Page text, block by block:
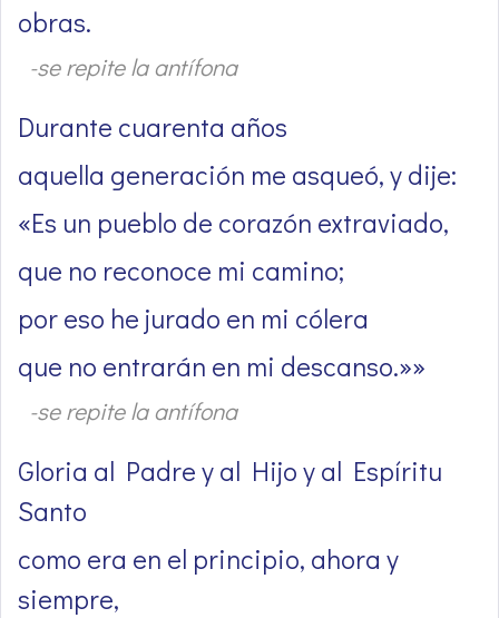
obras.
-se repite la antífona
Durante cuarenta años
aquella generación me asqueó, y dije:
«Es un pueblo de corazón extraviado,
que no reconoce mi camino;
por eso he jurado en mi cólera
que no entrarán en mi descanso.»»
-se repite la antífona
Gloria al Padre y al Hijo y al Espíritu
Santo
como era en el principio, ahora y
siempre,